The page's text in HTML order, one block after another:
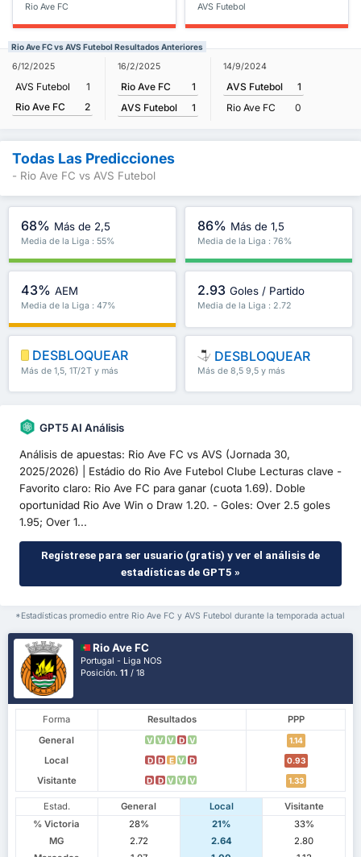
Rio Ave FC AVS Futebol
Rio Ave FC vs AVS Futebol Resultados Anteriores
6/12/2025
AVS Futebol
1
Rio Ave FC
2
16/2/2025
Rio Ave FC
1
AVS Futebol
1
14/9/2024
AVS Futebol
1
Rio Ave FC
0
Todas Las Predicciones
- Rio Ave FC vs AVS Futebol
68% Más de 2,5
Media de la Liga : 55%
86% Más de 1,5
Media de la Liga : 76%
43% AEM
Media de la Liga : 47%
2.93 Goles / Partido
Media de la Liga : 2.72
DESBLOQUEAR
Más de 1,5, 1T/2T y más
DESBLOQUEAR
Más de 8,5 9,5 y más
GPT5 AI Análisis
Análisis de apuestas: Rio Ave FC vs AVS (Jornada 30,
2025/2026) | Estádio do Rio Ave Futebol Clube Lecturas clave -
Favorito claro: Rio Ave FC para ganar (cuota 1.69). Doble
oportunidad Rio Ave Win o Draw 1.20. - Goles: Over 2.5 goles
1.95; Over 1...
Regístrese para ser usuario (gratis) y ver el análisis de
estadísticas de GPT5 »
*Estadísticas promedio entre Rio Ave FC y AVS Futebol durante la temporada actual
Rio Ave FC
Portugal - Liga NOS
Posición.11 / 18
Forma Resultados
PPP
General
V V V D V 1.14
Local D D E V D 0.93
Visitante D D V V V 1.33
Estad. General Local
Visitante
% Victoria
28% 21%
33%
MG
2.72 2.64
2.80